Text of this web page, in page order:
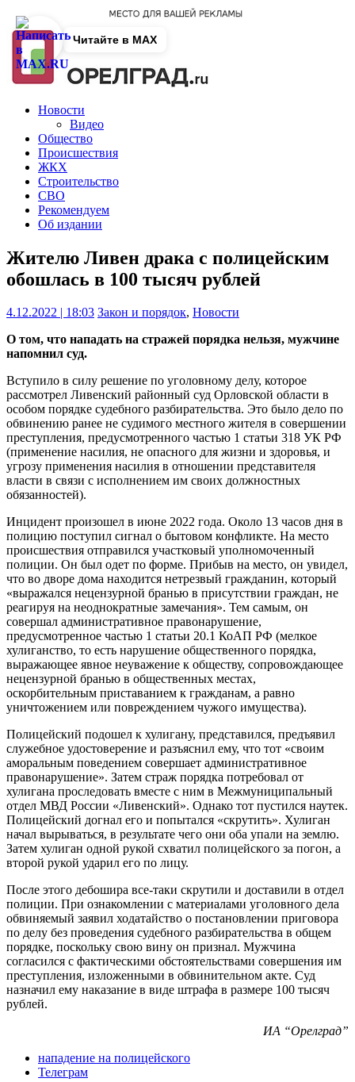
Новости
Видео
Общество
Происшествия
ЖКХ
Строительство
СВО
Рекомендуем
Об издании
Жителю Ливен драка с полицейским
обошлась в 100 тысяч рублей
4.12.2022 | 18:03 Закон и порядок, Новости
О том, что нападать на стражей порядка нельзя, мужчине
напомнил суд.
Вступило в силу решение по уголовному делу, которое
рассмотрел Ливенский районный суд Орловской области в
особом порядке судебного разбирательства. Это было дело по
обвинению ранее не судимого местного жителя в совершении
преступления, предусмотренного частью 1 статьи 318 УК РФ
(применение насилия, не опасного для жизни и здоровья, и
угрозу применения насилия в отношении представителя
власти в связи с исполнением им своих должностных
обязанностей).
Инцидент произошел в июне 2022 года. Около 13 часов дня в
полицию поступил сигнал о бытовом конфликте. На место
происшествия отправился участковый уполномоченный
полиции. Он был одет по форме. Прибыв на место, он увидел,
что во дворе дома находится нетрезвый гражданин, который
«выражался нецензурной бранью в присутствии граждан, не
реагируя на неоднократные замечания». Тем самым, он
совершал административное правонарушение,
предусмотренное частью 1 статьи 20.1 КоАП РФ (мелкое
хулиганство, то есть нарушение общественного порядка,
выражающее явное неуважение к обществу, сопровождающее
нецензурной бранью в общественных местах,
оскорбительным приставанием к гражданам, а равно
уничтожением или повреждением чужого имущества).
Полицейский подошел к хулигану, представился, предъявил
служебное удостоверение и разъяснил ему, что тот «своим
аморальным поведением совершает административное
правонарушение». Затем страж порядка потребовал от
хулигана проследовать вместе с ним в Межмуниципальный
отдел МВД России «Ливенский». Однако тот пустился наутек.
Полицейский догнал его и попытался «скрутить». Хулиган
начал вырываться, в результате чего они оба упали на землю.
Затем хулиган одной рукой схватил полицейского за погон, а
второй рукой ударил его по лицу.
После этого дебошира все-таки скрутили и доставили в отдел
полиции. При ознакомлении с материалами уголовного дела
обвиняемый заявил ходатайство о постановлении приговора
по делу без проведения судебного разбирательства в общем
порядке, поскольку свою вину он признал. Мужчина
согласился с фактическими обстоятельствами совершения им
преступления, изложенными в обвинительном акте. Суд
назначил ему наказание в виде штрафа в размере 100 тысяч
рублей.
ИА “Орелград”
нападение на полицейского
Телеграм
Читайте в MAX